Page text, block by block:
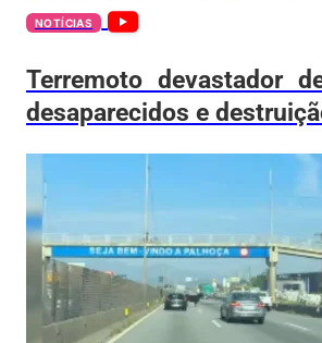
NOTÍCIAS
Terremoto devastador
desaparecidos e